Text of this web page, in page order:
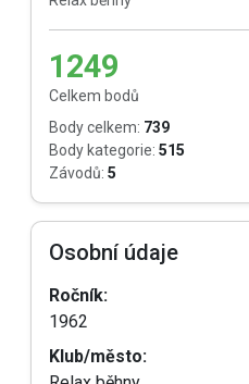
1249
Celkem bodů
Body celkem: 739
Body kategorie: 515
Závodů: 5
Osobní údaje
Ročník:
1962
Klub/město: